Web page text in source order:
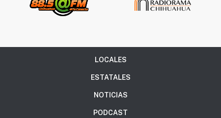
LOCALES
ESTATALES
NOTICIAS
PODCAST